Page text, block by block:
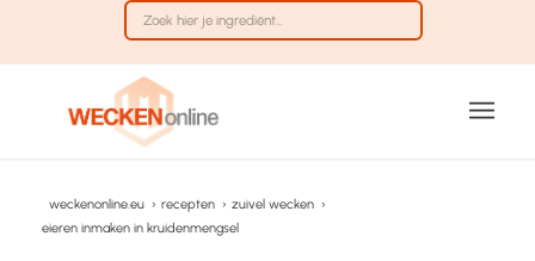
weckenonline.eu › recepten › zuivel wecken ›
eieren inmaken in kruidenmengsel